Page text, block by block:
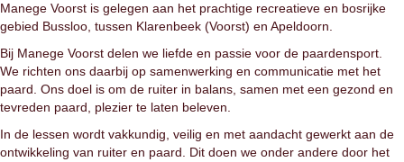
Manege Voorst is gelegen aan het prachtige recreatieve en bosrijke
gebied Bussloo, tussen Klarenbeek (Voorst) en Apeldoorn.
Bij Manege Voorst delen we liefde en passie voor de paardensport.
We richten ons daarbij op samenwerking en communicatie met het
paard. Ons doel is om de ruiter in balans, samen met een gezond en
tevreden paard, plezier te laten beleven.
In de lessen wordt vakkundig, veilig en met aandacht gewerkt aan de
ontwikkeling van ruiter en paard. Dit doen we onder andere door het